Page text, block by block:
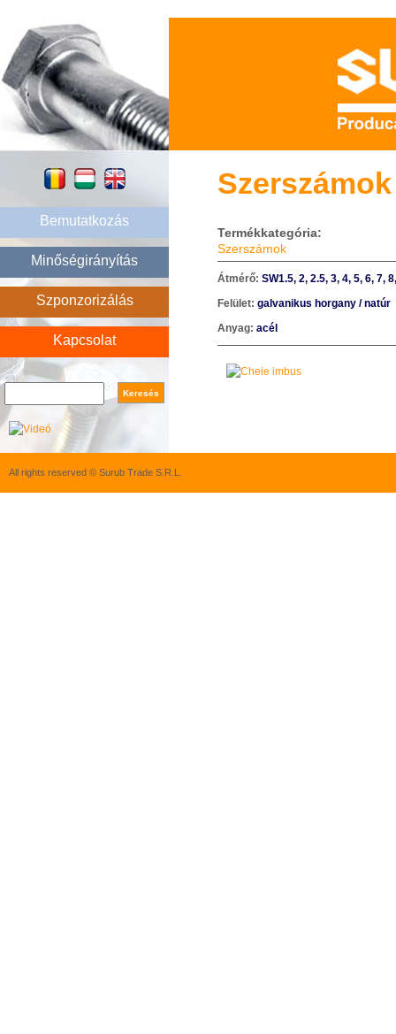
Bemutatkozás
Minőségirányítás
Szponzorizálás
Kapcsolat
Search form
Termékkategória:
Szerszámok
Átmérő: SW1.5, 2, 2.5, 3, 4, 5, 6, 7,
Felület: galvanikus horgany / natúr
Anyag: acél
All rights reserved © Surub Trade S.R.L.